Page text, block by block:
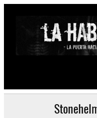
Saltar
Psychedelic, Stoner,